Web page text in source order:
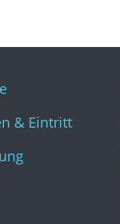
& Eintritt